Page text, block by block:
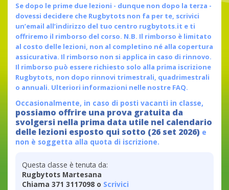
Se dopo le prime due lezioni - dunque non dopo la terza -
dovessi decidere che Rugbytots non fa per te, scrivici
un’email all’indirizzo del tuo centro rugbytots.it e ti
offriremo il rimborso del corso. N.B. Il rimborso è limitato
al costo delle lezioni, non al completino né alla copertura
assicurativa. Il rimborso non si applica in caso di rinnovo.
Il rimborso può essere richiesto solo alla prima iscrizione
Rugbytots, non dopo rinnovi trimestrali, quadrimestrali
o annuali. Ulteriori informazioni nelle nostre FAQ.
Occasionalmente, in caso di posti vacanti in classe,
possiamo offrire una prova gratuita da
svolgersi nella prima data utile nel calendario
delle lezioni esposto qui sotto (26 set 2026) e
non è soggetta alla quota di iscrizione.
Questa classe è tenuta da:
Rugbytots Martesana
Chiama 371 3117098 o Scrivici